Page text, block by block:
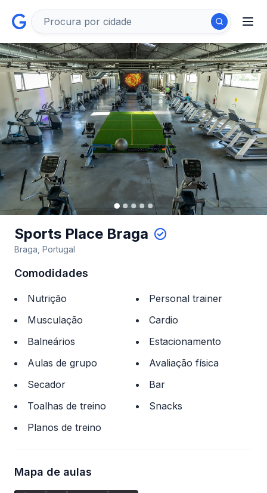
Sports Place Braga
Braga, Portugal
Comodidades
Nutrição
Personal trainer
Musculação
Cardio
Balneários
Estacionamento
Aulas de grupo
Avaliação física
Secador
Bar
Toalhas de treino
Snacks
Planos de treino
Mapa de aulas